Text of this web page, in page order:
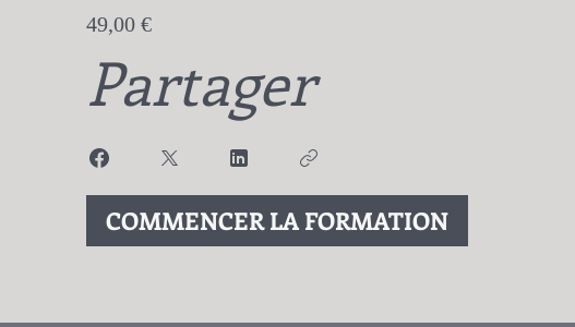
49,00 €
Partager
COMMENCER LA FORMATION